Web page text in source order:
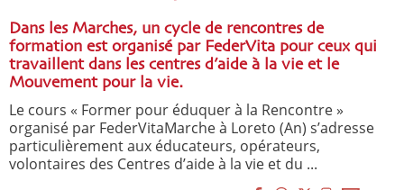
Dans les Marches, un cycle de rencontres de
formation est organisé par FederVita pour ceux qui
travaillent dans les centres d’aide à la vie et le
Mouvement pour la vie.
Le cours « Former pour éduquer à la Rencontre »
organisé par FederVitaMarche à Loreto (An) s’adresse
particulièrement aux éducateurs, opérateurs,
volontaires des Centres d’aide à la vie et du ...